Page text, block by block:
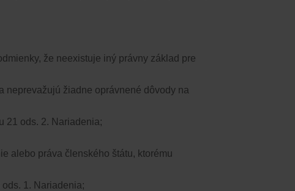
že neexistuje iný právny základ pre
neprevažujú žiadne oprávnené dôvody na
21 ods. 2. Nariadenia;
alebo práva členského štátu, ktorému
1. Nariadenia;